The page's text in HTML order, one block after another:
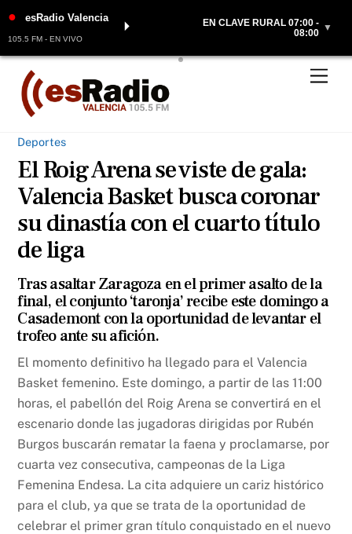
Skip
content
● esRadio Valencia
105.5 FM - EN VIVO
⏵
EN CLAVE RURAL 07:00 -
08:00 ▼
Deportes
El Roig Arena se viste de gala:
Valencia Basket busca coronar
su dinastía con el cuarto título
de liga
Tras asaltar Zaragoza en el primer asalto de la
final, el conjunto ‘taronja’ recibe este domingo a
Casademont con la oportunidad de levantar el
trofeo ante su afición.
El momento definitivo ha llegado para el Valencia
Basket femenino. Este domingo, a partir de las 11:00
horas, el pabellón del Roig Arena se convertirá en el
escenario donde las jugadoras dirigidas por Rubén
Burgos buscarán rematar la faena y proclamarse, por
cuarta vez consecutiva, campeonas de la Liga
Femenina Endesa. La cita adquiere un cariz histórico
para el club, ya que se trata de la oportunidad de
celebrar el primer gran título conquistado en el nuevo